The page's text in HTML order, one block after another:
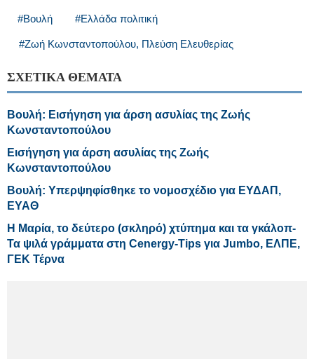
#Βουλή #Ελλάδα πολιτική
#Ζωή Κωνσταντοπούλου, Πλεύση Ελευθερίας
ΣΧΕΤΙΚΑ ΘΕΜΑΤΑ
Βουλή: Εισήγηση για άρση ασυλίας της Ζωής
Κωνσταντοπούλου
Εισήγηση για άρση ασυλίας της Ζωής
Κωνσταντοπούλου
Βουλή: Υπερψηφίσθηκε το νομοσχέδιο για ΕΥΔΑΠ,
ΕΥΑΘ
Η Μαρία, το δεύτερο (σκληρό) χτύπημα και τα γκάλοπ-
Τα ψιλά γράμματα στη Cenergy-Tips για Jumbo, ΕΛΠΕ,
ΓΕΚ Τέρνα